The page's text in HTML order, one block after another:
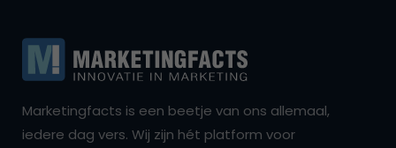
Marketingfacts is een beetje van ons allemaal,
iedere dag vers. Wij zijn hét platform voor